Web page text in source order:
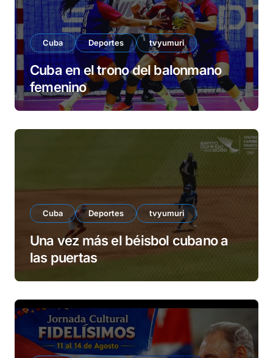
Cuba Deportes tvyumuri
Cuba en el trono del balonmano
femenino
Cuba Deportes tvyumuri
Una vez más el béisbol cubano a
las puertas